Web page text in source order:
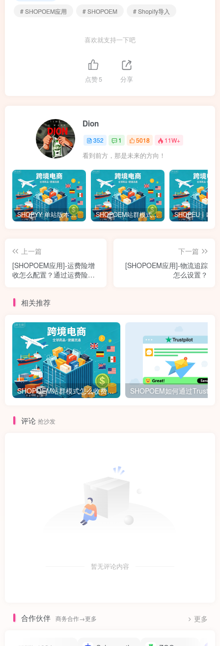
# SHOPOEM应用
# SHOPOEM # Shopify导入
喜欢就支持一下吧
点赞5 分享
Dion
352 1 5018 11W+
看到前方，那是未来的方向！
SHOPYY 单站版本怎么收费？有免佣金额度吗？一年多少钱？ SHOPOEM站群模式怎么收费？不限品不封店独立站站群，送10个企业版网站！建站全免费！开通找站长
上一篇
[SHOPOEM应用]-运费险增
收怎么配置？通过运费险增
下一篇
[SHOPOEM应用]-物流追踪
怎么设置？
相关推荐
SHOPOEM站群模式怎么收费？不限品不封店独立站站群，送10个企业版网站！建站全免费！开通找站长
评论 抢沙发
暂无评论内容
合作伙伴 商务合作→更多 更多